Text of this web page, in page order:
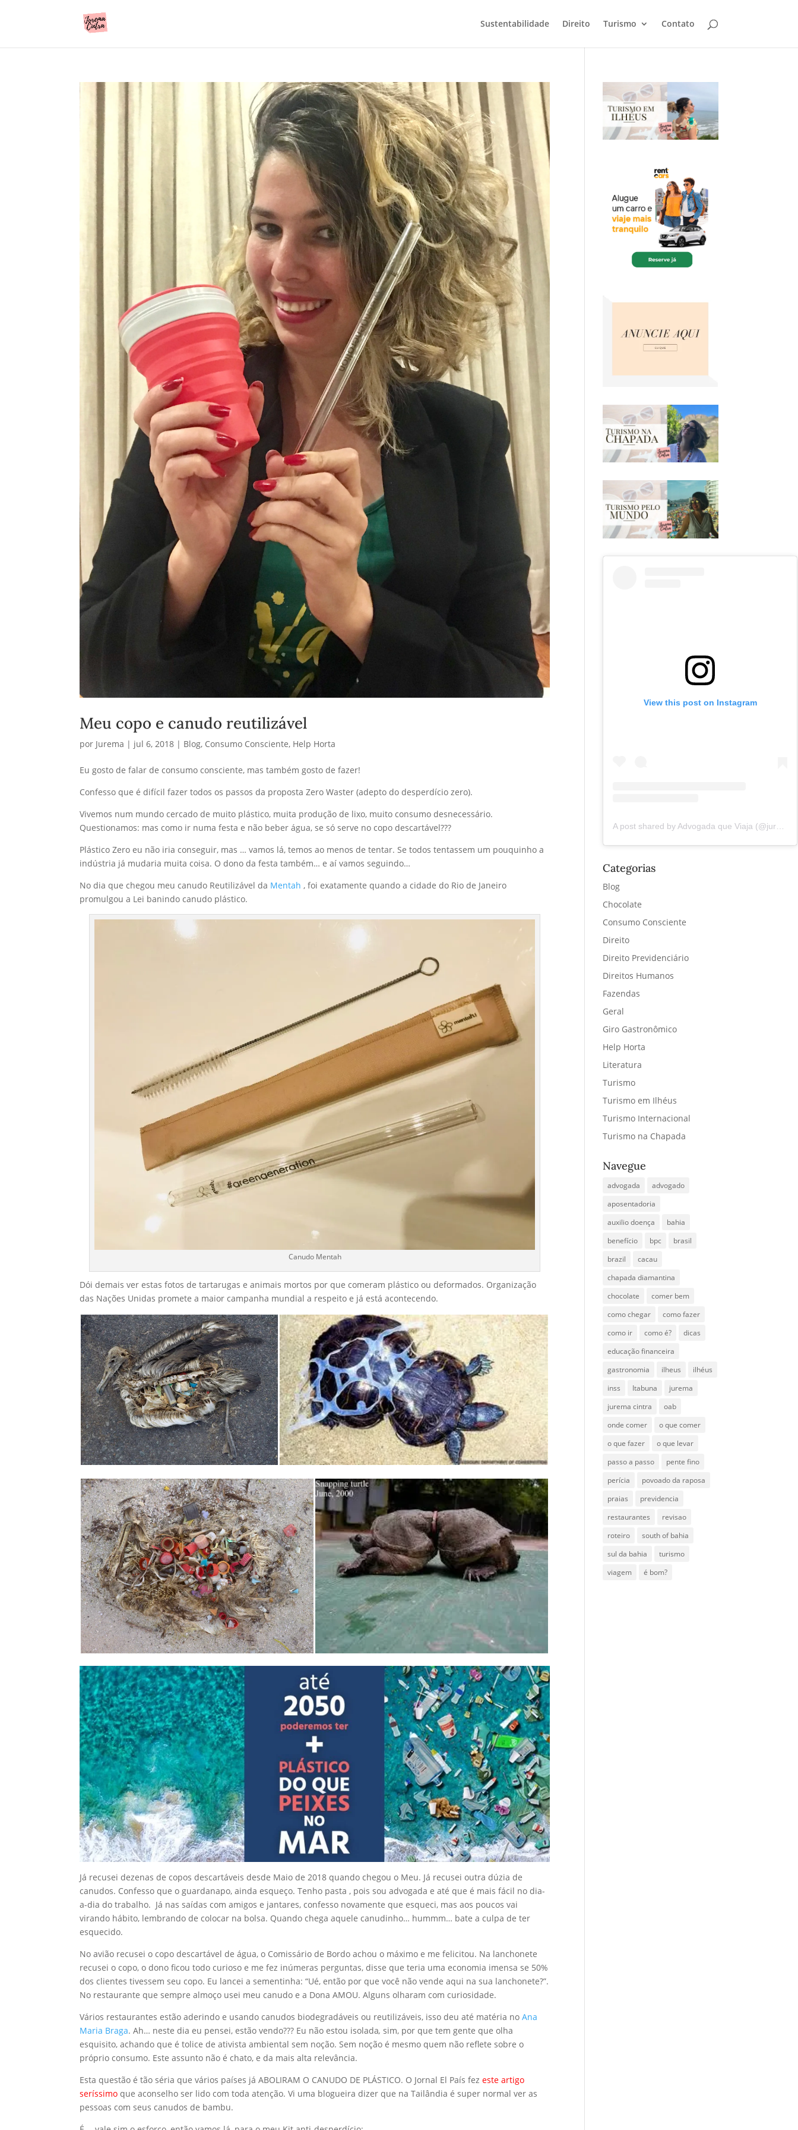
Sustentabilidade Direito Turismo Contato
Meu copo e canudo reutilizável
por Jurema | jul 6, 2018 | Blog, Consumo Consciente, Help Horta
Eu gosto de falar de consumo consciente, mas também gosto de fazer!
Confesso que é difícil fazer todos os passos da proposta Zero Waster (adepto do desperdício zero).
Vivemos num mundo cercado de muito plástico, muita produção de lixo, muito consumo desnecessário.
Questionamos: mas como ir numa festa e não beber água, se só serve no copo descartável???
Plástico Zero eu não iria conseguir, mas … vamos lá, temos ao menos de tentar. Se todos tentassem um pouquinho a
indústria já mudaria muita coisa. O dono da festa também… e aí vamos seguindo…
No dia que chegou meu canudo Reutilizável da Mentah, foi exatamente quando a cidade do Rio de Janeiro
promulgou a Lei banindo canudo plástico.
Canudo Mentah
Dói demais ver estas fotos de tartarugas e animais mortos por que comeram plástico ou deformados. Organização
das Nações Unidas promete a maior campanha mundial a respeito e já está acontecendo.
Já recusei dezenas de copos descartáveis desde Maio de 2018 quando chegou o Meu. Já recusei outra dúzia de
canudos. Confesso que o guardanapo, ainda esqueço. Tenho pasta , pois sou advogada e até que é mais fácil no dia-
a-dia do trabalho. Já nas saídas com amigos e jantares, confesso novamente que esqueci, mas aos poucos vai
virando hábito, lembrando de colocar na bolsa. Quando chega aquele canudinho… hummm… bate a culpa de ter
esquecido.
No avião recusei o copo descartável de água, o Comissário de Bordo achou o máximo e me felicitou. Na lanchonete
recusei o copo, o dono ficou todo curioso e me fez inúmeras perguntas, disse que teria uma economia imensa se 50%
dos clientes tivessem seu copo. Eu lancei a sementinha: “Ué, então por que você não vende aqui na sua lanchonete?”.
No restaurante que sempre almoço usei meu canudo e a Dona AMOU. Alguns olharam com curiosidade.
Vários restaurantes estão aderindo e usando canudos biodegradáveis ou reutilizáveis, isso deu até matéria noAna
Maria Braga. Ah… neste dia eu pensei, estão vendo??? Eu não estou isolada, sim, por que tem gente que olha
esquisito, achando que é tolice de ativista ambiental sem noção. Sem noção é mesmo quem não reflete sobre o
próprio consumo. Este assunto não é chato, e da mais alta relevância.
Esta questão é tão séria que vários países já ABOLIRAM O CANUDO DE PLÁSTICO. O Jornal El País fezeste artigo
seríssimo que aconselho ser lido com toda atenção. Vi uma blogueira dizer que na Tailândia é super normal ver as
pessoas com seus canudos de bambu.
View this post on Instagram
A post shared by Advogada que Viaja (@juremacintra)
Categorias
Blog
Chocolate
Consumo Consciente
Direito
Direito Previdenciário
Direitos Humanos
Fazendas
Geral
Giro Gastronômico
Help Horta
Literatura
Turismo
Turismo em Ilhéus
Turismo Internacional
Turismo na Chapada
Navegue
advogada
advogado
aposentadoria
auxilio doença
bahia
benefício
bpc
brasil
brazil
cacau
chapada diamantina
chocolate
comer bem
como chegar
como fazer
como ir
como é?
dicas
educação financeira
gastronomia
ilheus
ilhéus
inss
Itabuna
jurema
jurema cintra
oab
onde comer
o que comer
o que fazer
o que levar
passo a passo
pente fino
perícia
povoado da raposa
praias
previdencia
restaurantes
revisao
roteiro
south of bahia
sul da bahia
turismo
viagem
é bom?